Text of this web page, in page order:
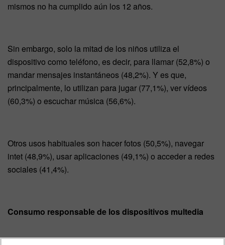
mismos no ha cumplido aún los 12 años.
Sin embargo, solo la mitad de los niños utiliza el
dispositivo como teléfono, es decir, para llamar (52,8%) o
mandar mensajes instantáneos (48,2%). Y es que,
principalmente, lo utilizan para jugar (77,1%), ver vídeos
(60,3%) o escuchar música (56,6%).
Otros usos habituales son hacer fotos (50,5%), navegar
intet (48,9%), usar aplicaciones (49,1%) o acceder a redes
sociales (41,4%).
Consumo responsable de los dispositivos multedia